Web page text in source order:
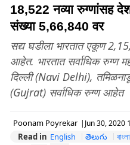
18,522 नव्या रुग्णांसह
संख्या 5,66,840 वर
सद्य घडीला भारतात एकूण
आहेत. भारतात सर्वाधिक रुग्ण
दिल्ली (Navi Delhi),
(Gujrat) सर्वाधिक रुग्ण आहेत
Poonam Poyrekar | Jun 30, 2020
Read in English తెలుగు বাংলা